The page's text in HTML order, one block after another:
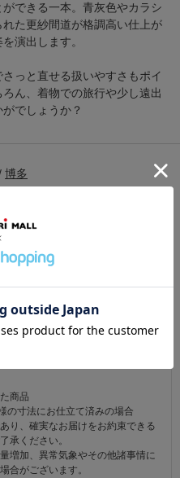
できる一本。青灰色やカラシ
た更紗間道が格調高い仕上が
演出します。
っと直せる扱いやすさもポイ
ん、着物での旅行や少し遠出
でしょうか？
博多
見た人は
見ています
項
30日以内であれば返品可能です。
できません。
商品
の寸法にお仕立て済みの場合
り、確実なお届けをお約束できる
承ください。
増加、異常気象やその他諸事情に
合がございます。